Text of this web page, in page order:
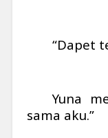
“Dapet
Yuna
sama aku.”